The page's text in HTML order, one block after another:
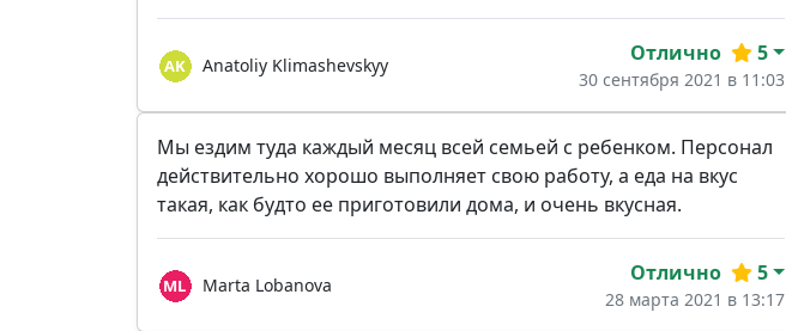
Anatoliy Klimashevskyy Отлично 5
30 сентября 2021 в 11:03
Мы ездим туда каждый месяц всей семьей с ребенком. Персонал
действительно хорошо выполняет свою работу, а еда на вкус
такая, как будто ее приготовили дома, и очень вкусная.
Marta Lobanova Отлично 5
28 марта 2021 в 13:17